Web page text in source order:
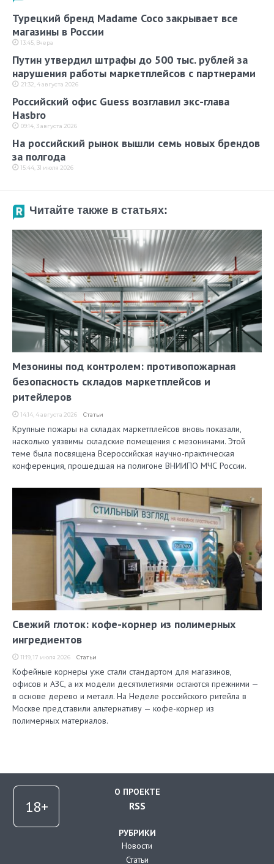
Турецкий бренд Madame Coco закрывает все
магазины в России
13:45, Вчера
Путин утвердил штрафы до 500 тыс. рублей за
нарушения работы маркетплейсов с партнерами
21:32, 4 августа 2026
Российский офис Guess возглавил экс-глава
Hasbro
09:14, 3 августа 2026
На российский рынок вышли семь новых брендов
за полгода
15:44, 31 июля 2026
Читайте также в статьях:
Мезонины под контролем: противопожарная
безопасность складов маркетплейсов и
ритейлеров
14:14, 4 августа 2026 Статьи
Крупные пожары на складах маркетплейсов вновь показали,
насколько уязвимы складские помещения с мезонинами. Этой
теме была посвящена Всероссийская научно-практическая
конференция, прошедшая на полигоне ВНИИПО МЧС России.
Свежий глоток: кофе-корнер из полимерных
ингредиентов
11:19, 17 июля 2026 Статьи
Кофейные корнеры уже стали стандартом для магазинов,
офисов и АЗС, а их модели десятилетиями остаются прежними —
в основе дерево и металл. На Неделе российского ритейла в
Москве представили альтернативу — кофе-корнер из
полимерных материалов.
О ПРОЕКТЕ
RSS
РУБРИКИ
Новости
Статьи